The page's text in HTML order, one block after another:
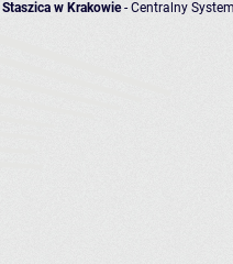
w Krakowie- Centralny